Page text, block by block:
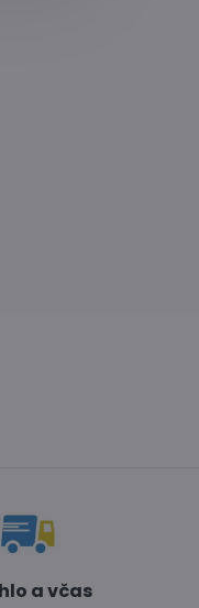
a včas